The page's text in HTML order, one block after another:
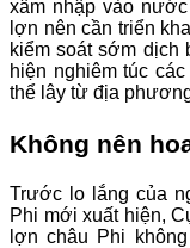
xâm nhập vào
lợn nên cần triển
kiểm soát sớm dịch
hiện nghiêm túc
thể lây từ địa
Không nên
Trước lo lắng của
Phi mới xuất hiện,
lợn châu Phi